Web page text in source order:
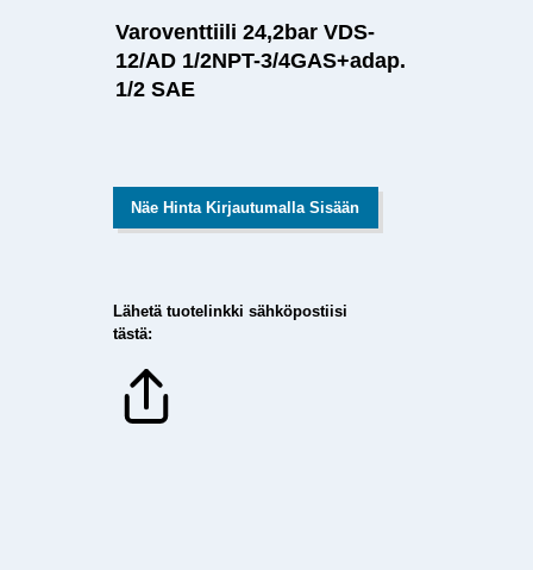
Varoventtiili 24,2bar VDS-
12/AD 1/2NPT-3/4GAS+adap.
1/2 SAE
Näe Hinta Kirjautumalla Sisään
Lähetä tuotelinkki sähköpostiisi
tästä: